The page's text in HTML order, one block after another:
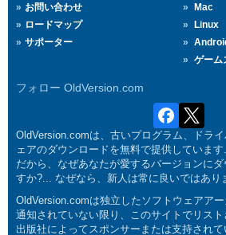
お問い合わせ
ロードマップ
サポーター
Mac
Linux
ゲーム
フォロー OldVersion.com
OldVersion.comは、古いプログラム、ドラ
ェアのダウンロードを無料で提供しています.
だから、なぜあなたが愛するバージョンに
すか?... なぜなら、新人は常に良いではあり
OldVersion.comは独立したソフトウェアア
通知されていない限り、このサイトでリス
出版社によってスポンサーまたは支持されて